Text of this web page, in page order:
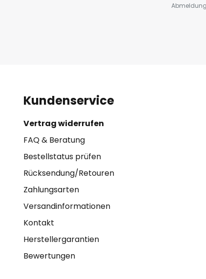
Kundenservice
Vertrag widerrufen
FAQ & Beratung
Bestellstatus prüfen
Rücksendung/Retouren
Zahlungsarten
Versandinformationen
Kontakt
Herstellergarantien
Bewertungen